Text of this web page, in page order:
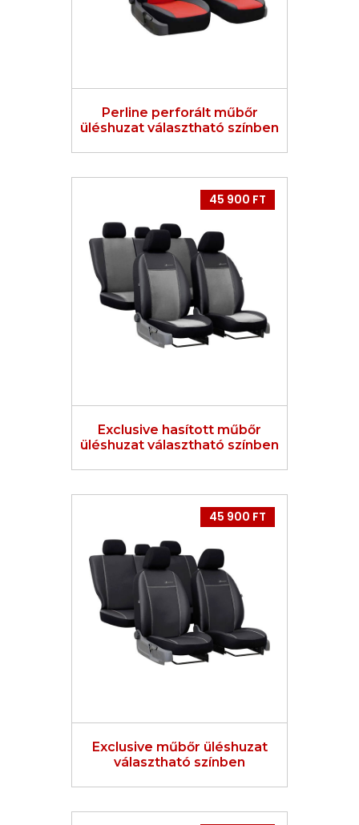
Perline perforált műbőr
üléshuzat választható színben
45 900 FT
Exclusive hasított műbőr
üléshuzat választható színben
45 900 FT
Exclusive műbőr üléshuzat
választható színben